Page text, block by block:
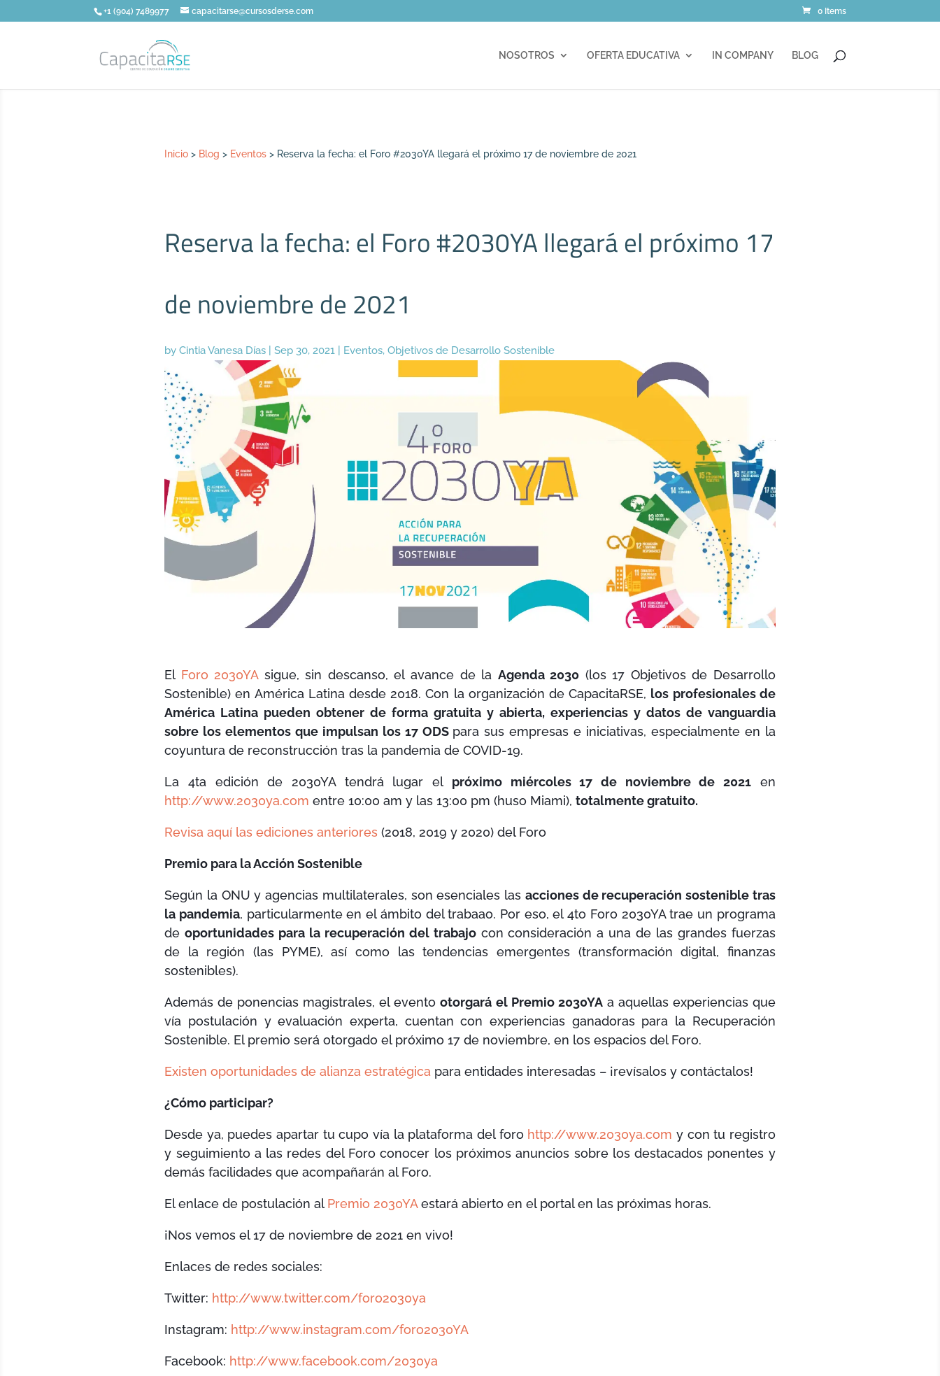
+1 (904) 7489977 capacitarse@cursosderse.com 0 Items
NOSOTROS OFERTA EDUCATIVA IN COMPANY BLOG
Inicio > Blog > Eventos > Reserva la fecha: el Foro #2030YA llegará el próximo 17 de noviembre de 2021
Reserva la fecha: el Foro #2030YA llegará el próximo 17
de noviembre de 2021
byCintia Vanesa Días |Sep 30, 2021 Eventos,Objetivos de Desarrollo Sostenible
El Foro 2030YAsigue, sin descanso, el avance de la Agenda 2030 (los 17 Objetivos de Desarrollo
Sostenible) en América Latina desde 2018. Con la organización de CapacitaRSE, los profesionales de
América Latina pueden obtener de forma gratuita y abierta, experiencias y datos de vanguardia
sobre los elementos que impulsan los 17 ODS para sus empresas e iniciativas, especialmente en la
coyuntura de reconstrucción tras la pandemia de COVID-19.
La 4ta edición de 2030YA tendrá lugar el próximo miércoles 17 de noviembre de 2021 en
http://www.2030ya.com entre 10:00 am y las 13:00 pm (huso Miami),totalmente gratuito.
Revisa aquí las ediciones anteriores (2018, 2019 y 2020) del Foro
Premio para la Acción Sostenible
Según la ONU y agencias multilaterales, son esenciales las acciones de recuperación sostenible tras
la pandemia, particularmente en el ámbito del trabaao. Por eso, el 4to Foro 2030YA trae un programa
deoportunidades para la recuperación del trabajocon consideración a una de las grandes fuerzas
de la región (las PYME), así como las tendencias emergentes (transformación digital, finanzas
sostenibles).
Además de ponencias magistrales, el eventootorgará el Premio 2030YAa aquellas experiencias que
vía postulación y evaluación experta, cuentan con experiencias ganadoras para la Recuperación
Sostenible. El premio será otorgado el próximo 17 de noviembre, en los espacios del Foro.
Existen oportunidades de alianza estratégica para entidades interesadas – ¡revísalos y contáctalos!
¿Cómo participar?
Desde ya, puedes apartar tu cupo vía la plataforma del foro http://www.2030ya.com y con tu registro
y seguimiento a las redes del Foro conocer los próximos anuncios sobre los destacados ponentes y
demás facilidades que acompañarán al Foro.
El enlace de postulación al Premio 2030YAestará abierto en el portal en las próximas horas.
¡Nos vemos el 17 de noviembre de 2021 en vivo!
Enlaces de redes sociales:
Twitter: http://www.twitter.com/foro2030ya
Instagram: http://www.instagram.com/foro2030YA
Facebook: http://www.facebook.com/2030ya